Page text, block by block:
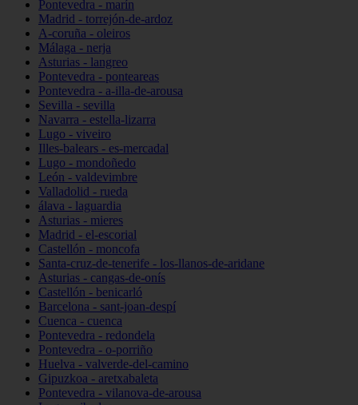
Pontevedra - marín
Madrid - torrejón-de-ardoz
A-coruña - oleiros
Málaga - nerja
Asturias - langreo
Pontevedra - ponteareas
Pontevedra - a-illa-de-arousa
Sevilla - sevilla
Navarra - estella-lizarra
Lugo - viveiro
Illes-balears - es-mercadal
Lugo - mondoñedo
León - valdevimbre
Valladolid - rueda
álava - laguardia
Asturias - mieres
Madrid - el-escorial
Castellón - moncofa
Santa-cruz-de-tenerife - los-llanos-de-aridane
Asturias - cangas-de-onís
Castellón - benicarló
Barcelona - sant-joan-despí
Cuenca - cuenca
Pontevedra - redondela
Pontevedra - o-porriño
Huelva - valverde-del-camino
Gipuzkoa - aretxabaleta
Pontevedra - vilanova-de-arousa